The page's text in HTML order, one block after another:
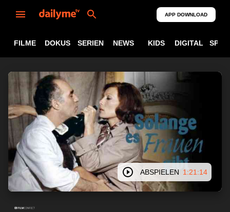
APP DOWNLOAD
FILME DOKUS SERIEN NEWS KIDS DIGITAL
ABSPIELEN 1:21:14